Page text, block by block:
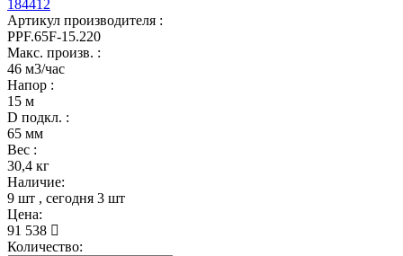
184412
Артикул производителя :
PPF.65F-15.220
Макс. произв. :
46 м3/час
Напор :
15 м
D подкл. :
65 мм
Вес :
30,4 кг
Наличие:
9 шт , сегодня 3 шт
Цена:
91 538
Количество: